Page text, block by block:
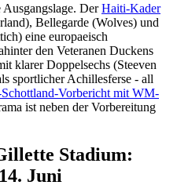
Ausgangslage. DerHaiti-Kader
Bellegarde (Wolves) und
eine europaeisch
den Veteranen Duckens
klarer Doppelsechs (Steeven
sportlicher Achillesferse - all
Vorbericht mit WM-
ist neben der Vorbereitung
Stadium:
Juni